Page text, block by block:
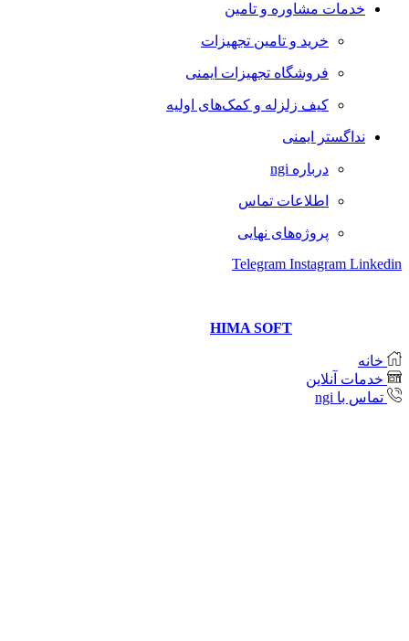
خدمات مشاوره و تامین
خرید و تامین تجهیزات
فروشگاه تجهیزات ایمنی
کیف زلزله و کمک‌های اولیه
نداگستر ایمنی
درباره ngi
اطلاعات تماس
پروژه‌های نهایی
Telegram Instagram Linkedin
HIMA SOFT
خانه
خدمات آنلاین
تماس با ngi